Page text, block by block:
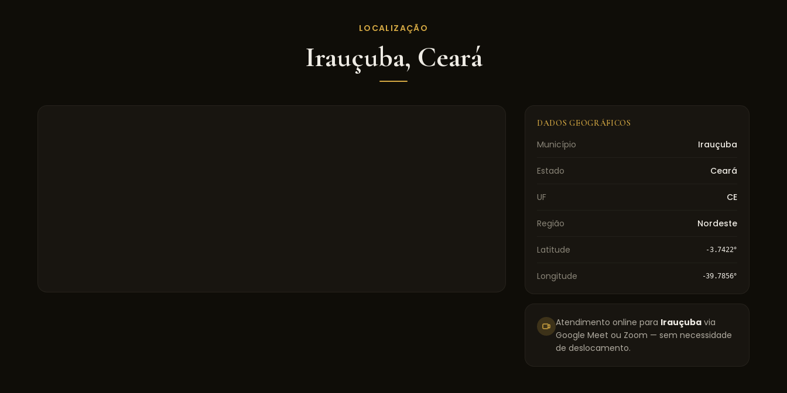
LOCALIZAÇÃO
Irauçuba, Ceará
DADOS GEOGRÁFICOS
Município Irauçuba
Estado Ceará
UF CE
Região Nordeste
Latitude -3.7422°
Longitude -39.7856°
Atendimento online para Irauçuba via
Google Meet ou Zoom — sem necessidade
de deslocamento.